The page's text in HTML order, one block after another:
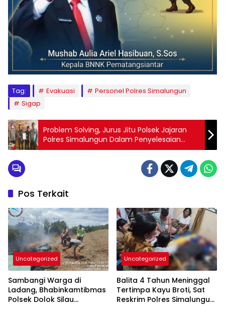
Tag: Evakuasi
Personel Polres Simalungun
Sigap
Problem Solving, Jurus Jitu Polsek Jajaran
Polres Simalungun Dalam Penyelesaian
Masalah
Pos Terkait
Uncategorized
Sambangi Warga di
Ladang, Bhabinkamtibmas
Polsek Dolok Silau
Uncategorized
Balita 4 Tahun Meninggal
Tertimpa Kayu Broti, Sat
Reskrim Polres Simalungun